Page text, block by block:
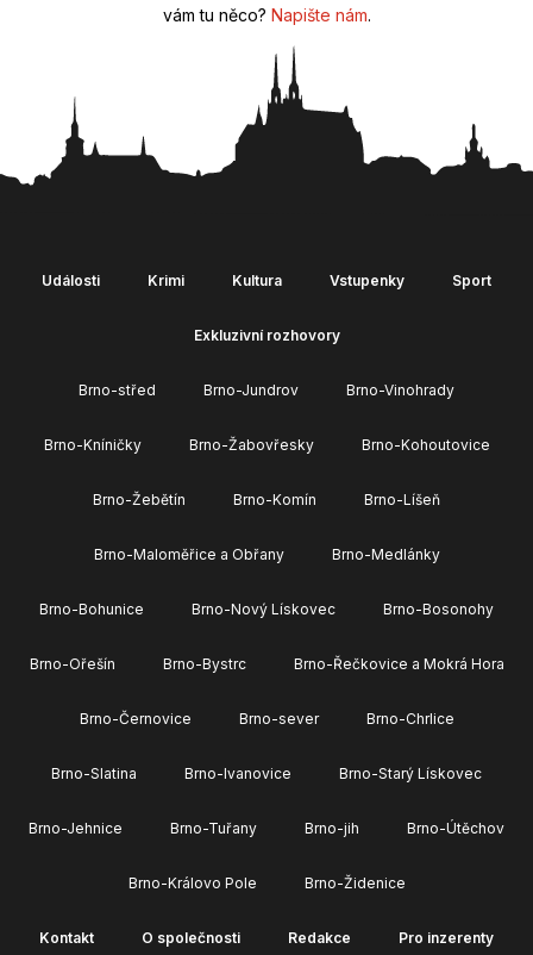
vám tu něco? Napište nám.
Události Krimi Kultura Vstupenky Sport
Exkluzivní rozhovory
Brno-střed Brno-Jundrov Brno-Vinohrady
Brno-Kníničky Brno-Žabovřesky Brno-Kohoutovice
Brno-Žebětín Brno-Komín Brno-Líšeň
Brno-Maloměřice a Obřany Brno-Medlánky
Brno-Bohunice Brno-Nový Lískovec Brno-Bosonohy
Brno-Ořešín Brno-Bystrc Brno-Řečkovice a Mokrá Hora
Brno-Černovice Brno-sever Brno-Chrlice
Brno-Slatina Brno-Ivanovice Brno-Starý Lískovec
Brno-Jehnice Brno-Tuřany Brno-jih Brno-Útěchov
Brno-Královo Pole Brno-Židenice
Kontakt O společnosti Redakce Pro inzerenty